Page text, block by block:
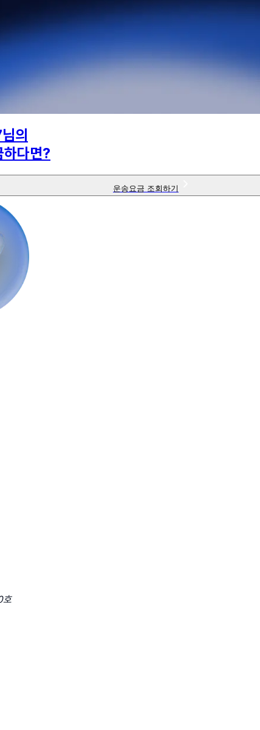
님의
하다면?
운송요금 조회하기
호